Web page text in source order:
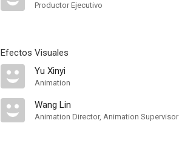
Productor Ejecutivo
Efectos Visuales
Yu Xinyi
Animation
Wang Lin
Animation Director, Animation Supervisor